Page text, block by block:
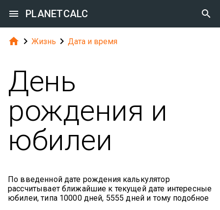
 PLANETCALC 
  Жизнь  Дата и время
День
рождения и
юбилеи
По введенной дате рождения калькулятор
рассчитывает ближайшие к текущей дате интересные
юбилеи, типа 10000 дней, 5555 дней и тому подобное